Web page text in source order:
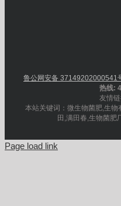
鲁公网安备 37149202000541
热线:
友情链
本站关键词：微生物菌肥,生物
田,满田春,生物菌肥
Page load link